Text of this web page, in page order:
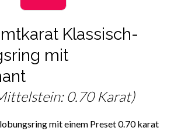
Klassisch-
mit
0.70 Karat)
mit einem Preset 0.70 karat